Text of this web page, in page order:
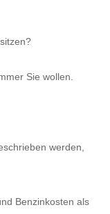
Sie wollen.
werden,
Benzinkosten als